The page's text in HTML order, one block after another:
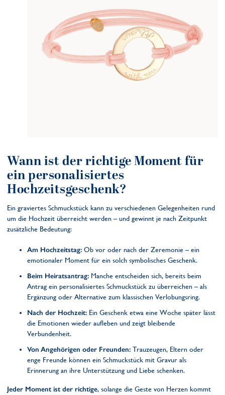
Wann ist der richtige Moment für
ein personalisiertes
Hochzeitsgeschenk?
Ein graviertes Schmuckstück kann zu verschiedenen Gelegenheiten rund
um die Hochzeit überreicht werden – und gewinnt je nach Zeitpunkt
zusätzliche Bedeutung:
Am Hochzeitstag: Ob vor oder nach der Zeremonie – ein
emotionaler Moment für ein solch symbolisches Geschenk.
Beim Heiratsantrag: Manche entscheiden sich, bereits beim
Antrag ein personalisiertes Schmuckstück zu überreichen – als
Ergänzung oder Alternative zum klassischen Verlobungsring.
Nach der Hochzeit: Ein Geschenk etwa eine Woche später lässt
die Emotionen wieder aufleben und zeigt bleibende
Verbundenheit.
Von Angehörigen oder Freunden: Trauzeugen, Eltern oder
enge Freunde können ein Schmuckstück mit Gravur als
Erinnerung an ihre Unterstützung und Liebe schenken.
Jeder Moment ist der richtige, solange die Geste von Herzen kommt